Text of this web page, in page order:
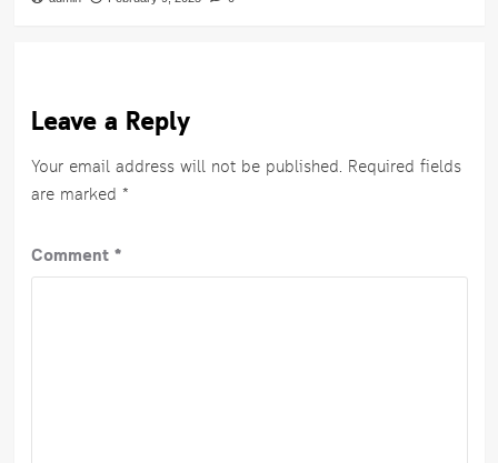
Leave a Reply
Your email address will not be published. Required fields
are marked *
Comment *